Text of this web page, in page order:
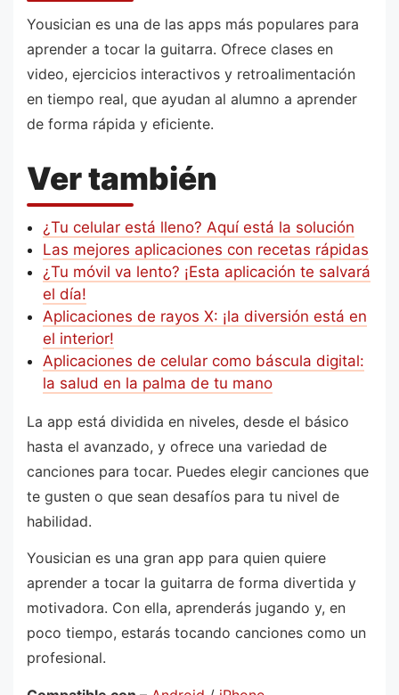
Yousician es una de las apps más populares para
aprender a tocar la guitarra. Ofrece clases en
video, ejercicios interactivos y retroalimentación
en tiempo real, que ayudan al alumno a aprender
de forma rápida y eficiente.
Ver también
¿Tu celular está lleno? Aquí está la solución
Las mejores aplicaciones con recetas rápidas
¿Tu móvil va lento? ¡Esta aplicación te salvará
el día!
Aplicaciones de rayos X: ¡la diversión está en
el interior!
Aplicaciones de celular como báscula digital:
la salud en la palma de tu mano
La app está dividida en niveles, desde el básico
hasta el avanzado, y ofrece una variedad de
canciones para tocar. Puedes elegir canciones que
te gusten o que sean desafíos para tu nivel de
habilidad.
Yousician es una gran app para quien quiere
aprender a tocar la guitarra de forma divertida y
motivadora. Con ella, aprenderás jugando y, en
poco tiempo, estarás tocando canciones como un
profesional.